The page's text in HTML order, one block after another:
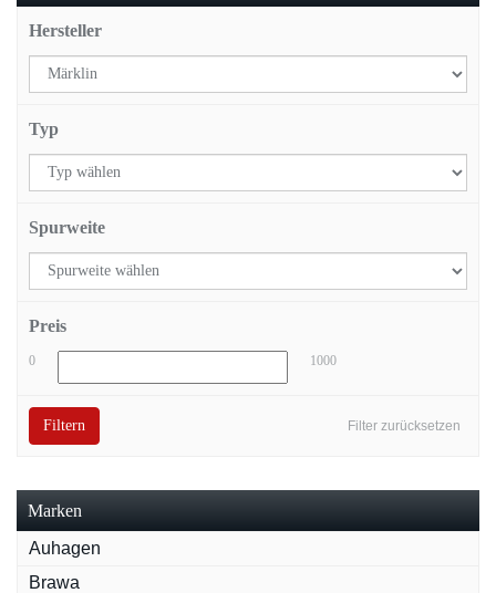
Hersteller
Typ
Spurweite
Preis
0 1000
Filter zurücksetzen
Filtern
Marken
Auhagen
Brawa